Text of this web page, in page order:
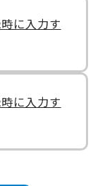
に入力す
に入力す